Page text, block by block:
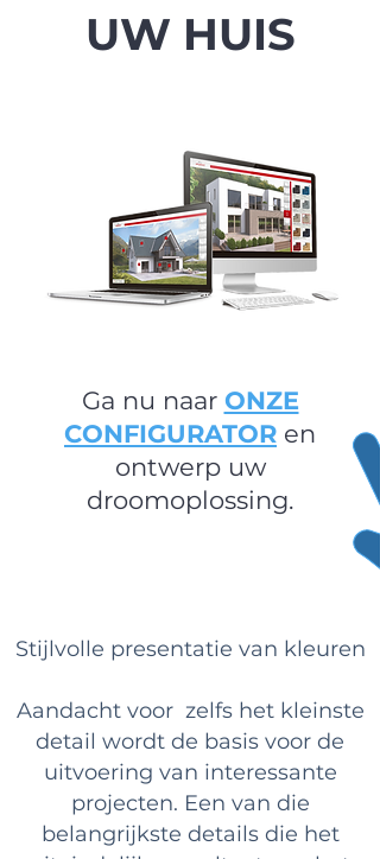
UW HUIS
Ga nu naar ONZE
CONFIGURATOR en
ontwerp uw
droomoplossing.
Stijlvolle presentatie van kleuren
Aandacht voor zelfs het kleinste
detail wordt de basis voor de
uitvoering van interessante
projecten. Een van die
belangrijkste details die het